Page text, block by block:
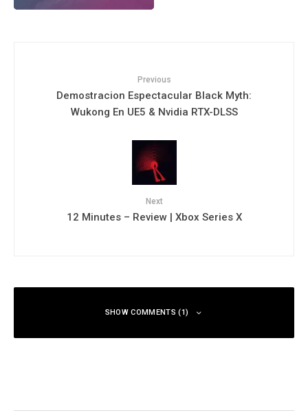
Previous
Demostracion Espectacular Black Myth:
Wukong En UE5 & Nvidia RTX-DLSS
Next
12 Minutes – Review | Xbox Series X
SHOW COMMENTS (1)